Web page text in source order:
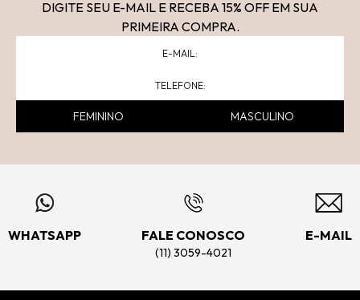
DIGITE SEU E-MAIL E RECEBA 15% OFF EM SUA
PRIMEIRA COMPRA.
FEMININO MASCULINO
WHATSAPP FALE CONOSCO
(11) 3059-4021
E-MAIL